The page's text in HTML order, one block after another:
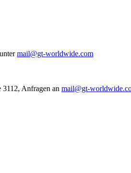
mail@gt-worldwide.com
Anfragen an mail@gt-